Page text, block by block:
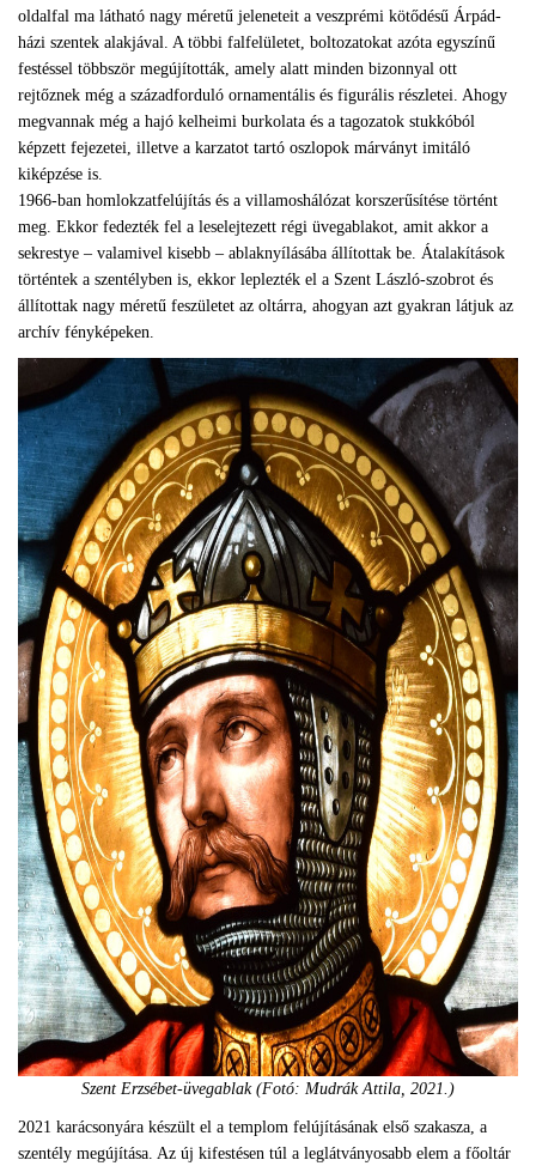
oldalfal ma látható nagy méretű jeleneteit a veszprémi kötődésű Árpád-
házi szentek alakjával. A többi falfelületet, boltozatokat azóta egyszínű
festéssel többször megújították, amely alatt minden bizonnyal ott
rejtőznek még a századforduló ornamentális és figurális részletei. Ahogy
megvannak még a hajó kelheimi burkolata és a tagozatok stukkóból
képzett fejezetei, illetve a karzatot tartó oszlopok márványt imitáló
kiképzése is.
1966-ban homlokzatfelújítás és a villamoshálózat korszerűsítése történt
meg. Ekkor fedezték fel a leselejtezett régi üvegablakot, amit akkor a
sekrestye – valamivel kisebb – ablaknyílásába állítottak be. Átalakítások
történtek a szentélyben is, ekkor leplezték el a Szent László-szobrot és
állítottak nagy méretű feszületet az oltárra, ahogyan azt gyakran látjuk az
archív fényképeken.
Szent Erzsébet-üvegablak (Fotó: Mudrák Attila, 2021.)
2021 karácsonyára készült el a templom felújításának első szakasza, a
szentély megújítása. Az új kifestésen túl a leglátványosabb elem a főoltár